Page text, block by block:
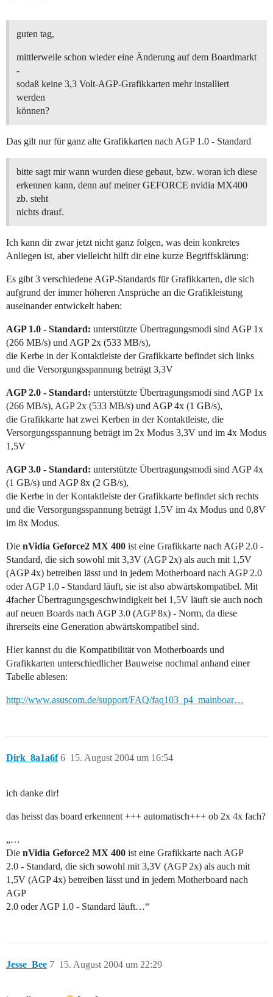
guten tag,
mittlerweile schon wieder eine Änderung auf dem Boardmarkt
-
sodaß keine 3,3 Volt-AGP-Grafikkarten mehr installiert
werden
können?
Das gilt nur für ganz alte Grafikkarten nach AGP 1.0 - Standard
bitte sagt mir wann wurden diese gebaut, bzw. woran ich diese
erkennen kann, denn auf meiner GEFORCE nvidia MX400
zb. steht
nichts drauf.
Ich kann dir zwar jetzt nicht ganz folgen, was dein konkretes
Anliegen ist, aber vielleicht hilft dir eine kurze Begriffsklärung:
Es gibt 3 verschiedene AGP-Standards für Grafikkarten, die sich
aufgrund der immer höheren Ansprüche an die Grafikleistung
auseinander entwickelt haben:
AGP 1.0 - Standard: unterstützte Übertragungsmodi sind AGP 1x
(266 MB/s) und AGP 2x (533 MB/s),
die Kerbe in der Kontaktleiste der Grafikkarte befindet sich links
und die Versorgungsspannung beträgt 3,3V
AGP 2.0 - Standard: unterstützte Übertragungsmodi sind AGP 1x
(266 MB/s), AGP 2x (533 MB/s) und AGP 4x (1 GB/s),
die Grafikkarte hat zwei Kerben in der Kontaktleiste, die
Versorgungsspannung beträgt im 2x Modus 3,3V und im 4x Modus
1,5V
AGP 3.0 - Standard: unterstützte Übertragungsmodi sind AGP 4x
(1 GB/s) und AGP 8x (2 GB/s),
die Kerbe in der Kontaktleiste der Grafikkarte befindet sich rechts
und die Versorgungsspannung beträgt 1,5V im 4x Modus und 0,8V
im 8x Modus.
Die nVidia Geforce2 MX 400 ist eine Grafikkarte nach AGP 2.0 -
Standard, die sich sowohl mit 3,3V (AGP 2x) als auch mit 1,5V
(AGP 4x) betreiben lässt und in jedem Motherboard nach AGP 2.0
oder AGP 1.0 - Standard läuft, sie ist also abwärtskompatibel. Mit
4facher Übertragungsgeschwindigkeit bei 1,5V läuft sie auch noch
auf neuen Boards nach AGP 3.0 (AGP 8x) - Norm, da diese
ihrerseits eine Generation abwärtskompatibel sind.
Hier kannst du die Kompatibilität von Motherboards und
Grafikkarten unterschiedlicher Bauweise nochmal anhand einer
Tabelle ablesen:
http://www.asuscom.de/support/FAQ/faq103_p4_mainboar…
Dirk_8a1a6f 15. August 2004 um 16:54
6
ich danke dir!
das heisst das board erkennent +++ automatisch+++ ob 2x 4x fach?
„…
Die nVidia Geforce2 MX 400 ist eine Grafikkarte nach AGP
2.0 - Standard, die sich sowohl mit 3,3V (AGP 2x) als auch mit
1,5V (AGP 4x) betreiben lässt und in jedem Motherboard nach
AGP
2.0 oder AGP 1.0 - Standard läuft…“
Jesse_Bee 15. August 2004 um 22:29
7